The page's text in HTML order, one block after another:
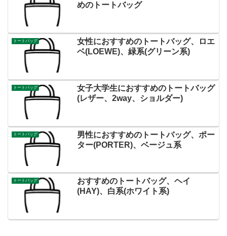
めのトートバッグ
トートバッグ
女性におすすめのトートバッグ、ロエ
ベ(LOEWE)、緑系(グリーン系)
トートバッグ
女子大学生におすすめのトートバッグ
(レザー、2way、ショルダー)
トートバッグ
男性におすすめのトートバッグ、ポー
ター(PORTER)、ベージュ系
トートバッグ
おすすめのトートバッグ、ヘイ
(HAY)、白系(ホワイト系)